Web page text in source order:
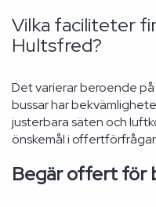
Vilka faciliteter
Hultsfred?
Det varierar beroende
bussar har
justerbara säten och
önskemål i
Begär offert för